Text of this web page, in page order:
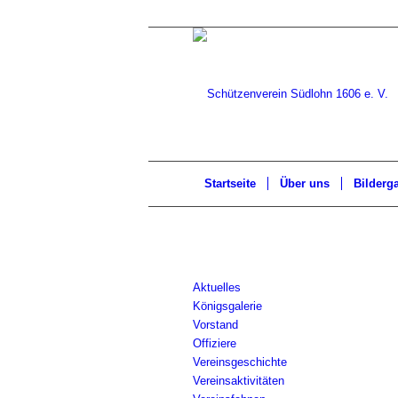
Startseite Über uns
Aktuelles
Königsgalerie
Vorstand
Offiziere
Vereinsgeschichte
Vereinsaktivitäten